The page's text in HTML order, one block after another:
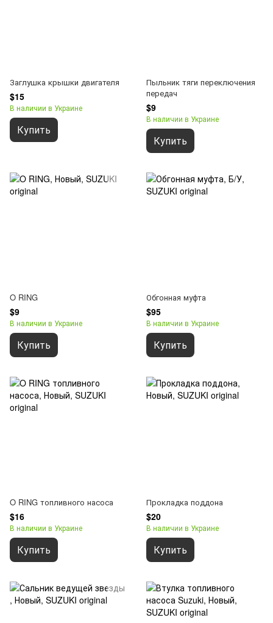
Заглушка крышки двигателя
$15
В наличии в Украине
Купить
Пыльник тяги переключения
передач
$9
В наличии в Украине
Купить
O RING
$9
В наличии в Украине
Купить
Обгонная муфта
$95
В наличии в Украине
Купить
O RING топливного насоса
$16
В наличии в Украине
Купить
Прокладка поддона
$20
В наличии в Украине
Купить